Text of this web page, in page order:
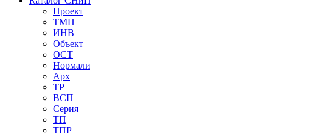
Проект
ТМП
ИНВ
Объект
ОСТ
Нормали
Арх
ТР
ВСП
Серия
ТП
ТПР